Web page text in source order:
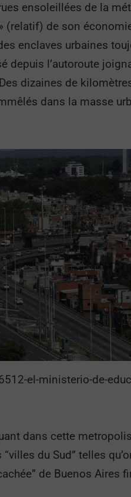
ensoleillées de la
(relatif) de son
enclaves urbaines
depuis l’autoroute
dizaines de
dans la masse
el-ministerio-de-
dans cette
du Sud” telles
de Buenos Aires